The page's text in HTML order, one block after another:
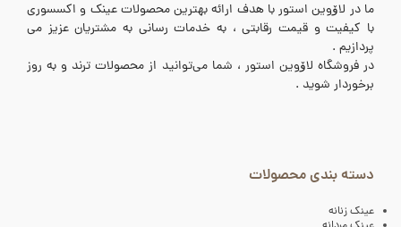
ما در لاۆوین استور با هدف ارائه بهترین محصولات عینک و اکسسوری
با کیفیت و قیمت رقابتی ، به خدمات رسانی به مشتریان عزیز می
پردازیم .
در فروشگاه لاۆوین استور ، شما می‌توانید از محصولات ترند و به روز
برخوردار شوید .
دسته بندی محصولات
عینک زنانه